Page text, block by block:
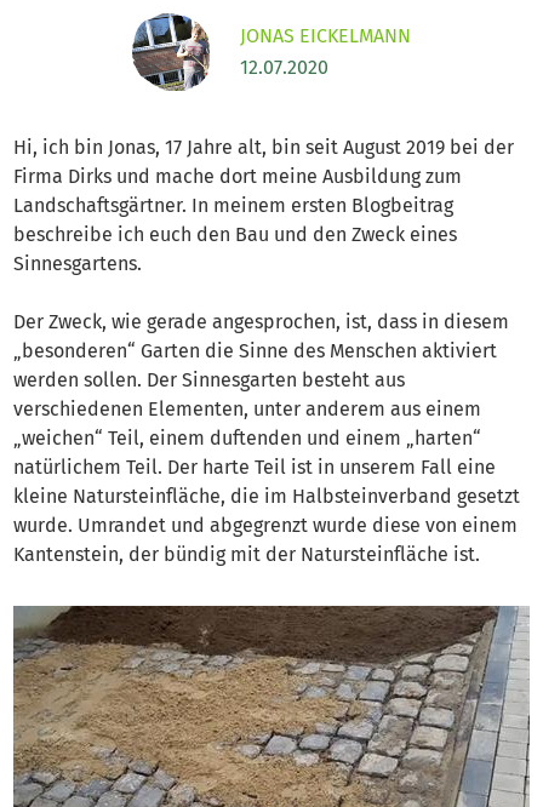
JONAS EICKELMANN
12.07.2020
Hi, ich bin Jonas, 17 Jahre alt, bin seit August 2019 bei der
Firma Dirks und mache dort meine Ausbildung zum
Landschaftsgärtner. In meinem ersten Blogbeitrag
beschreibe ich euch den Bau und den Zweck eines
Sinnesgartens.
Der Zweck, wie gerade angesprochen, ist, dass in diesem
„besonderen“ Garten die Sinne des Menschen aktiviert
werden sollen. Der Sinnesgarten besteht aus
verschiedenen Elementen, unter anderem aus einem
„weichen“ Teil, einem duftenden und einem „harten“
natürlichem Teil. Der harte Teil ist in unserem Fall eine
kleine Natursteinfläche, die im Halbsteinverband gesetzt
wurde. Umrandet und abgegrenzt wurde diese von einem
Kantenstein, der bündig mit der Natursteinfläche ist.